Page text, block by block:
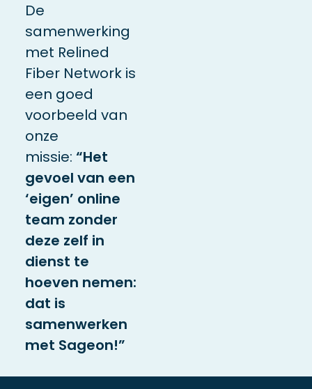
De
samenwerking
met Relined
Fiber Network is
een goed
voorbeeld van
onze
missie: “Het
gevoel van een
‘eigen’ online
team zonder
deze zelf in
dienst te
hoeven nemen:
dat is
samenwerken
met Sageon!”